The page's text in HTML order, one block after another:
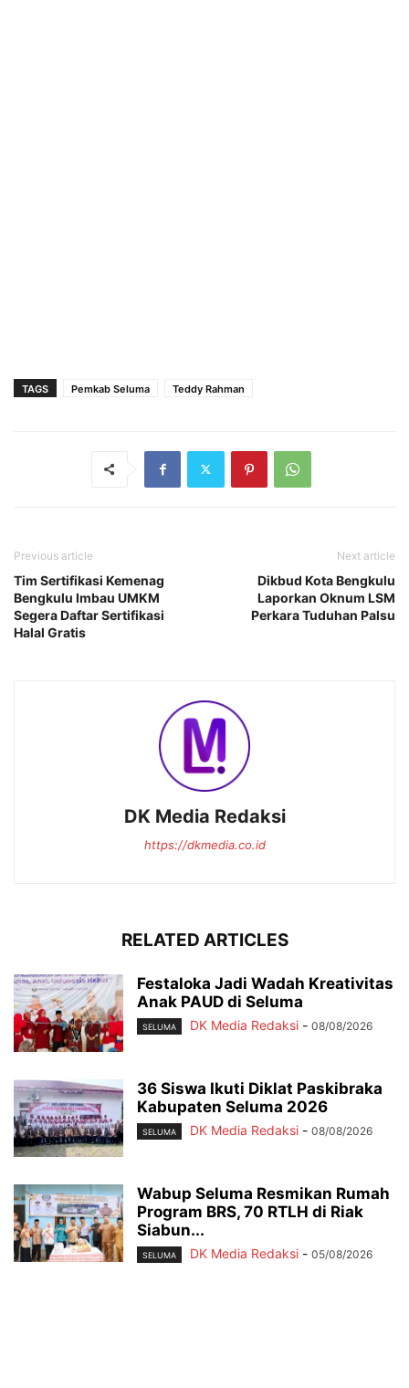
TAGS Pemkab Seluma Teddy Rahman
Previous article
Tim Sertifikasi Kemenag
Bengkulu Imbau UMKM
Segera Daftar Sertifikasi
Halal Gratis
Next article
Dikbud Kota Bengkulu
Laporkan Oknum LSM
Perkara Tuduhan Palsu
DK Media Redaksi
https://dkmedia.co.id
RELATED ARTICLES
Festaloka Jadi Wadah Kreativitas
Anak PAUD di Seluma
SELUMA DK Media Redaksi - 08/08/2026
36 Siswa Ikuti Diklat Paskibraka
Kabupaten Seluma 2026
SELUMA DK Media Redaksi - 08/08/2026
Wabup Seluma Resmikan Rumah
Program BRS, 70 RTLH di Riak
Siabun...
SELUMA DK Media Redaksi - 05/08/2026